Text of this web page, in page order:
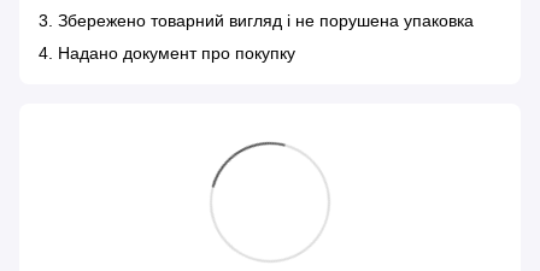
3. Збережено товарний вигляд і не порушена упаковка
4. Надано документ про покупку